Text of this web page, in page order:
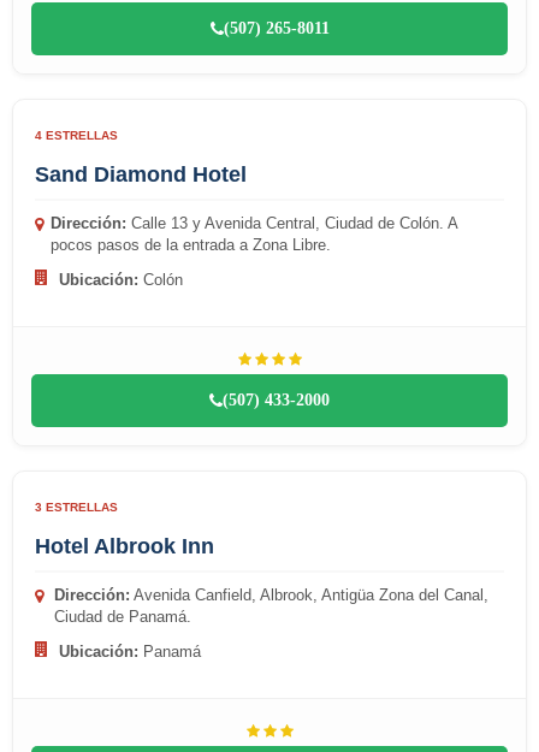
(507) 265-8011
4 ESTRELLAS
Sand Diamond Hotel
Dirección: Calle 13 y Avenida Central, Ciudad de Colón. A
pocos pasos de la entrada a Zona Libre.
Ubicación: Colón
(507) 433-2000
3 ESTRELLAS
Hotel Albrook Inn
Dirección: Avenida Canfield, Albrook, Antigüa Zona del Canal,
Ciudad de Panamá.
Ubicación: Panamá